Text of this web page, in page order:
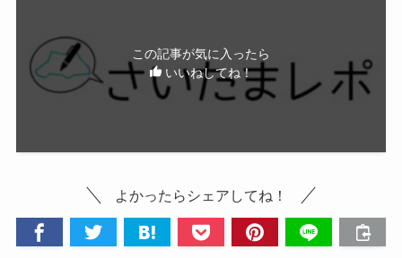
この記事が気に入ったら
いいねしてね！
よかったらシェアしてね！